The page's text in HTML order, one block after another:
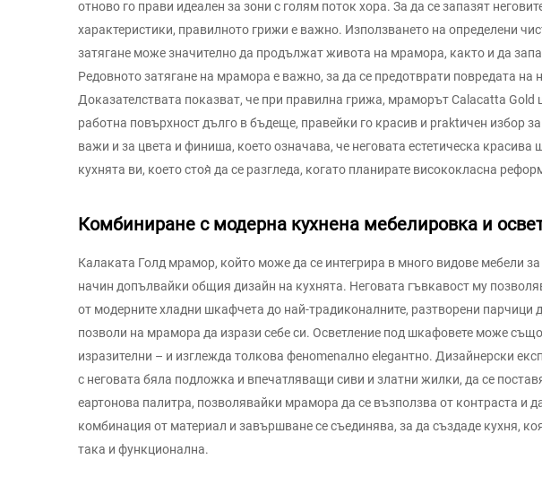
отново го прави идеален за зони с голям поток хора. За да се запазят
характеристики, правилното грижи е важно. Използването на определени
затягане може значително да продължат живота на мрамора, както и да
Редовното затягане на мрамора е важно, за да се предотврати повредата на
Доказателствата показват, че при правилна грижа, мраморът Calacatta
работна повърхност дълго в бъдеще, правейки го красив и praktичен избор
важи и за цвета и финиша, което означава, че неговата естетическа красива
кухнята ви, което стоя̀ да се разгледа, когато планирате висококласна
Комбиниране с модерна кухнена мебелировка и
Калаката Голд мрамор, който може да се интегрира в много видове мебели
начин допълвайки общия дизайн на кухнята. Неговата гъвкавост му
от модерните хладни шкафчета до най-традиконалните, разтворени парчици
позволи на мрамора да изрази себе си. Осветление под шкафовете може
изразителни – и изглежда толкова фенomenално elegантно. Дизайнерски
с неговата бяла подложка и впечатляващи сиви и златни жилки, да се
еартонова палитра, позволявайки мрамора да се възползва от контраста и
комбинация от материал и завършване се съединява, за да създаде кухня,
така и функционална.